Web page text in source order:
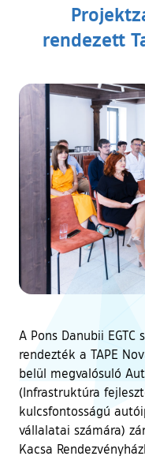
rendezett
A Pons Danubii
rendezték a TAPE
belül megvalósuló
(Infrastruktúra
kulcsfontosságú
vállalatai számára)
Kacsa